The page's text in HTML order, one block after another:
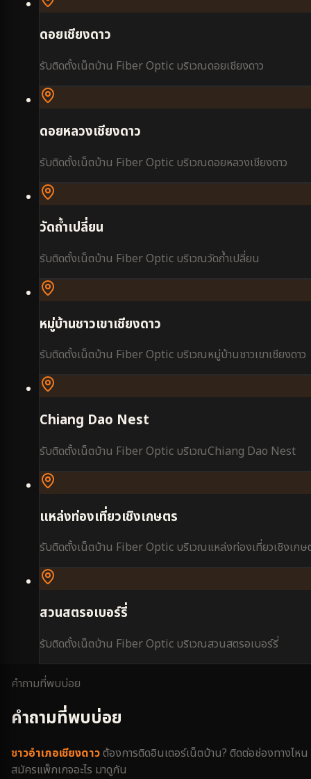
ดอยเชียงดาว
รับติดตั้งเน็ตบ้าน Fiber Optic บริเวณดอยเชียงดาว
ดอยหลวงเชียงดาว
รับติดตั้งเน็ตบ้าน Fiber Optic บริเวณดอยหลวงเชียงดาว
วัดถ้ำเปลี่ยน
รับติดตั้งเน็ตบ้าน Fiber Optic บริเวณวัดถ้ำเปลี่ยน
หมู่บ้านชาวเขาเชียงดาว
รับติดตั้งเน็ตบ้าน Fiber Optic บริเวณหมู่บ้านชาวเขาเชียงดาว
Chiang Dao Nest
รับติดตั้งเน็ตบ้าน Fiber Optic บริเวณChiang Dao Nest
แหล่งท่องเที่ยวเชิงเกษตร
รับติดตั้งเน็ตบ้าน Fiber Optic บริเวณแหล่งท่องเที่ยวเชิงเกษ
สวนสตรอเบอร์รี่
รับติดตั้งเน็ตบ้าน Fiber Optic บริเวณสวนสตรอเบอร์รี่
คำถามที่พบบ่อย
คำถามที่พบบ่อย
ชาวอำเภอเชียงดาวต้องการติดอินเตอร์เน็ตบ้าน? ติดต่อช่องทางไหน
สมัครแพ็กเกจอะไร มาดูกัน